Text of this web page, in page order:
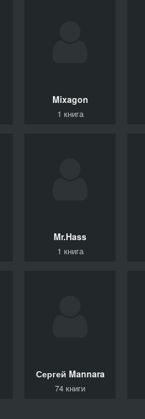
Mixagon
1 книга
Mr.Hass
1 книга
Сергей Mannara
74 книги